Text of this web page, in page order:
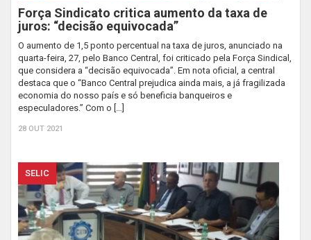
Força Sindicato critica aumento da taxa de
juros: “decisão equivocada”
O aumento de 1,5 ponto percentual na taxa de juros, anunciado na
quarta-feira, 27, pelo Banco Central, foi criticado pela Força Sindical,
que considera a “decisão equivocada”. Em nota oficial, a central
destaca que o “Banco Central prejudica ainda mais, a já fragilizada
economia do nosso país e só beneficia banqueiros e
especuladores.” Com o […]
28 OUT 2021
SELIC